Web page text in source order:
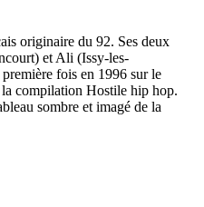
originaire du 92. Ses deux
et Ali (Issy-les-
fois en 1996 sur le
compilation Hostile hip hop.
sombre et imagé de la